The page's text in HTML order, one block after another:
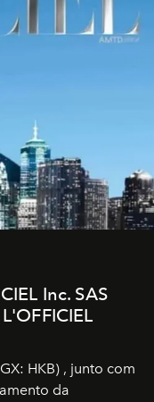
Inc. SAS
HKB) , junto com
da